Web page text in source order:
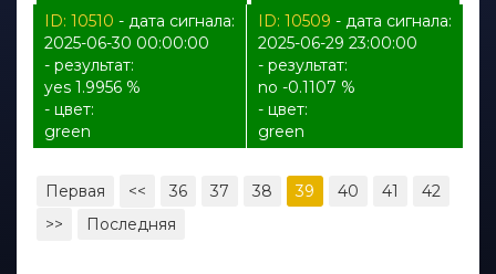
ID: 10510 - дата сигнала:
2025-06-30 00:00:00
- результат:
yes 1.9956 %
- цвет:
green
ID: 10509 - дата сигнала:
2025-06-29 23:00:00
- результат:
no -0.1107 %
- цвет:
green
Первая << 36 37 38 39 40 41
42
>>
Последняя